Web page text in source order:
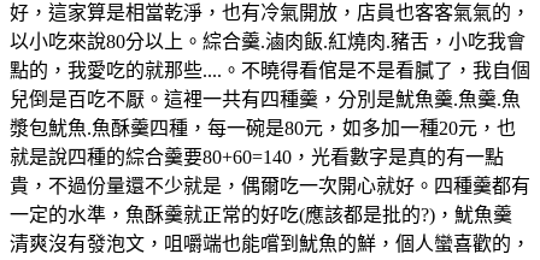
好，這家算是相當乾淨，也有冷氣開放，店員也客客氣氣的，
以小吃來說80分以上。綜合羹.滷肉飯.紅燒肉.豬舌，小吃我會
點的，我愛吃的就那些....。不曉得看倌是不是看膩了，我自個
兒倒是百吃不厭。這裡一共有四種羹，分別是魷魚羹.魚羹.魚
漿包魷魚.魚酥羹四種，每一碗是80元，如多加一種20元，也
就是說四種的綜合羹要80+60=140，光看數字是真的有一點
貴，不過份量還不少就是，偶爾吃一次開心就好。四種羹都有
一定的水準，魚酥羹就正常的好吃(應該都是批的?)，魷魚羹
清爽沒有發泡文，咀嚼端也能嚐到魷魚的鮮，個人蠻喜歡的，